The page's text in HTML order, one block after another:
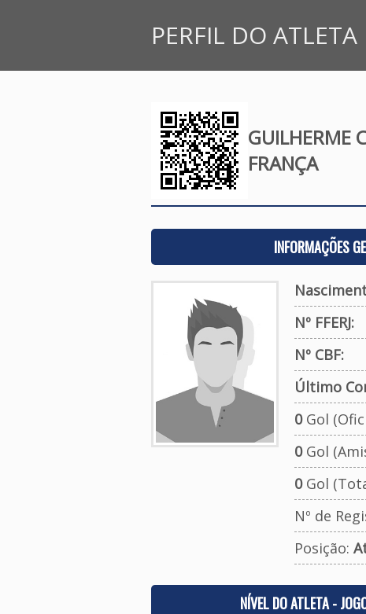
PERFIL DO ATLETA
GUILHERME
FRANÇA
INFORMAÇÕES
Nº FFERJ:
Nº CBF:
Último
0Gol
0Gol
0Gol
Nº de
Posição:
NÍVEL DO ATLETA -